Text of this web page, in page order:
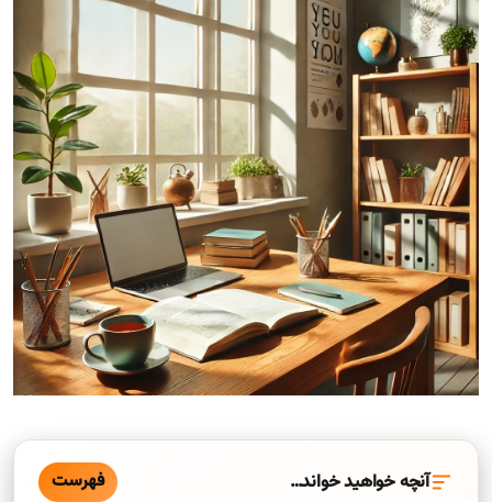
آنچه خواهید خواند… فهرست